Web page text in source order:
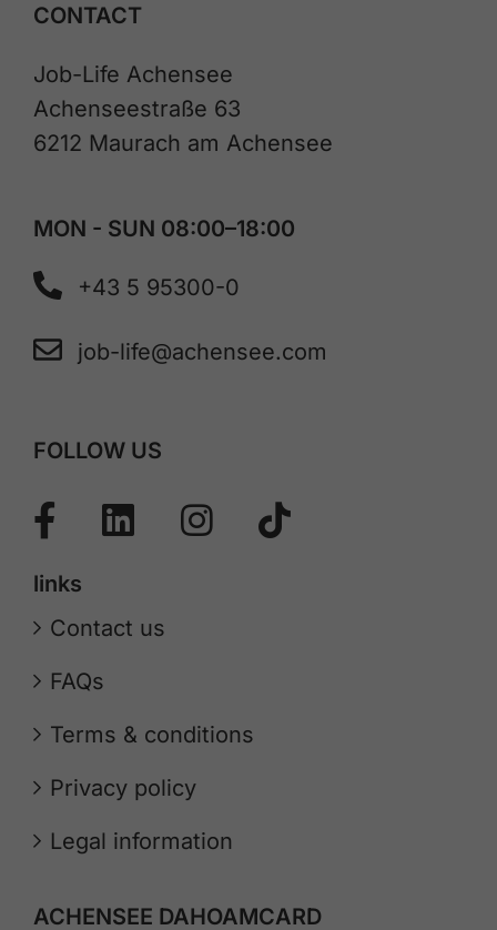
CONTACT
Job-Life Achensee
Achenseestraße 63
6212 Maurach am Achensee
MON - SUN 08:00–18:00
+43 5 95300-0
job-life@achensee.com
FOLLOW US
links
Contact us
FAQs
Terms & conditions
Privacy policy
Legal information
ACHENSEE DAHOAMCARD